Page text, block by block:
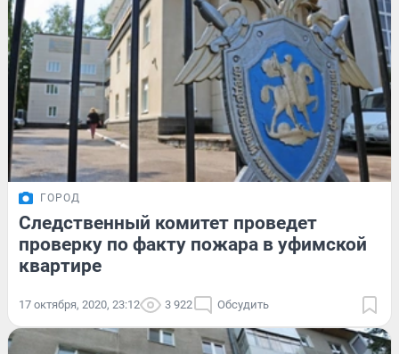
ГОРОД
Следственный комитет проведет
проверку по факту пожара в уфимской
квартире
17 октября, 2020, 23:12 3 922 Обсудить